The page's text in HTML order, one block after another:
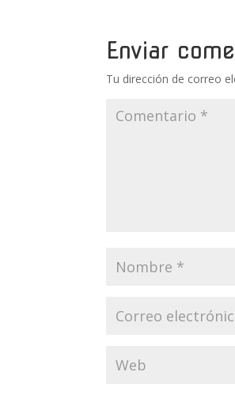
Enviar
Tu dirección de correo